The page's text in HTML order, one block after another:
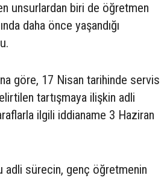
unsurlardan biri de öğretmen
daha önce yaşandığı
göre, 17 Nisan tarihinde servis
tartışmaya ilişkin adli
ilgili iddianame 3 Haziran
sürecin, genç öğretmenin